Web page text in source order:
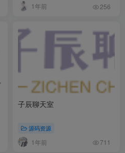
1年前 256
子辰聊天室
源码资源
1年前 711